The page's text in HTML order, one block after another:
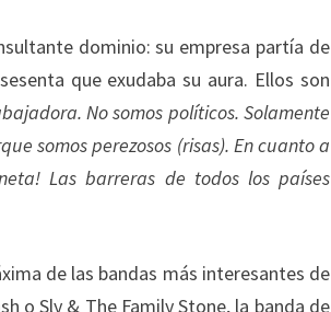
dominio: su empresa partía de
que exudaba su aura. Ellos son
No somos políticos. Solamente
somos perezosos (risas). En cuanto a
Las barreras de todos los países
de las bandas más interesantes de
o Sly & The Family Stone, la banda de